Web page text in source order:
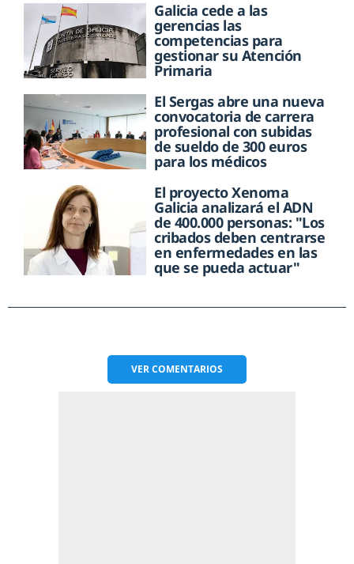
Galicia cede a las
gerencias las
competencias para
gestionar su Atención
Primaria
El Sergas abre una nueva
convocatoria de carrera
profesional con subidas
de sueldo de 300 euros
para los médicos
El proyecto Xenoma
Galicia analizará el ADN
de 400.000 personas: "Los
cribados deben centrarse
en enfermedades en las
que se pueda actuar"
VERCOMENTARIOS